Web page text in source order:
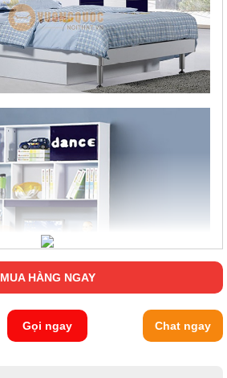
MUA HÀNG NGAY
Gọi ngay Chat ngay